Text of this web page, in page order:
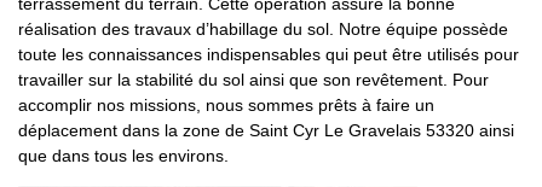
réalisation des travaux d’habillage du sol. Notre équipe possède
toute les connaissances indispensables qui peut être utilisés pour
travailler sur la stabilité du sol ainsi que son revêtement. Pour
accomplir nos missions, nous sommes prêts à faire un
déplacement dans la zone de Saint Cyr Le Gravelais 53320 ainsi
que dans tous les environs.